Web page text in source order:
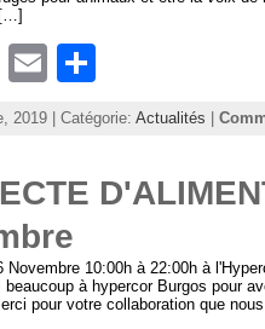
n
M
a
st
o
d
o
n
E
m
ai
l
h
ar
e
2019 | Catégorie: Actualités
Novembre 10:00h à 22:00h à
beaucoup à hypercor Burgos pour
pour votre collaboration que